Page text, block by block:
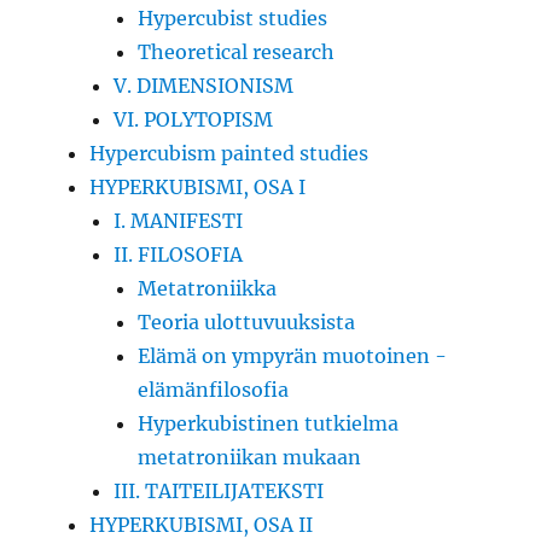
Hypercubist studies
Theoretical research
V. DIMENSIONISM
VI. POLYTOPISM
Hypercubism painted studies
HYPERKUBISMI, OSA I
I. MANIFESTI
II. FILOSOFIA
Metatroniikka
Teoria ulottuvuuksista
Elämä on ympyrän muotoinen -
elämänfilosofia
Hyperkubistinen tutkielma
metatroniikan mukaan
III. TAITEILIJATEKSTI
HYPERKUBISMI, OSA II